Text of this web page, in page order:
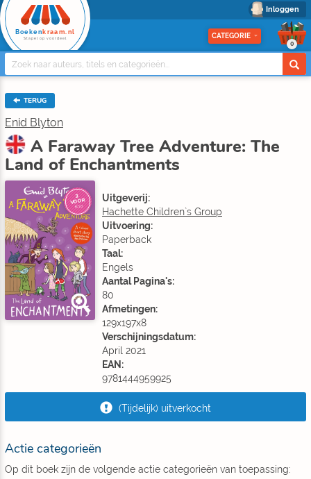
Inloggen
Boeken kraam.nl
Stapel op voordeel CATEGORIE
0
TERUG
Enid Blyton
A Faraway Tree Adventure: The
Land of Enchantments
3
VOOR
€10
Uitgeverij:
Hachette Children`s Group
Uitvoering:
Paperback
Taal:
Engels
Aantal Pagina's:
80
Afmetingen:
129x197x8
Verschijningsdatum:
April 2021
EAN:
9781444959925
(Tijdelijk) uitverkocht
Actie categorieën
Op dit boek zijn de volgende actie categorieën van toepassing: